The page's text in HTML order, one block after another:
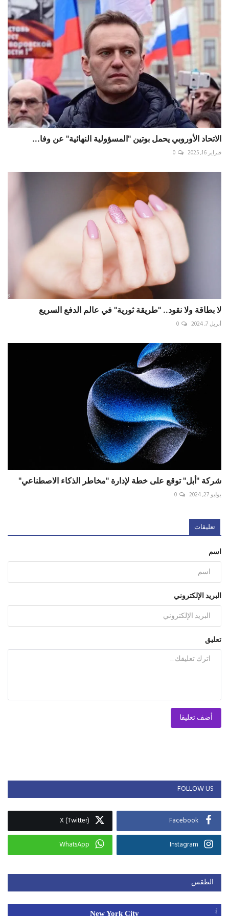
الاتحاد الأوروبي يحمل بوتين "المسؤولية النهائية" عن وفا...
فبراير 16, 2025 0
لا بطاقة ولا نقود.. "طريقة ثورية" في عالم الدفع السريع
أبريل 7, 2024 0
شركة "أبل" توقع على خطة لإدارة "مخاطر الذكاء الاصطناعي"
يوليو 27, 2024 0
تعليقات
اسم
البريد الإلكتروني
تعليق
أضف تعليقا
FOLLOW US
Facebook
X (Twitter)
Instagram
WhatsApp
الطقس
New York City